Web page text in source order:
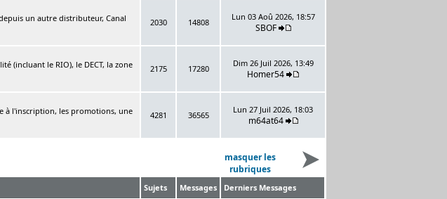
un autre distributeur, Canal
2030 14808
Lun 03 Aoû 2026, 18:57
SBOF
(incluant le RIO), le DECT, la zone
2175 17280
Dim 26 Juil 2026, 13:49
Homer54
à l'inscription, les promotions, une
4281 36565
Lun 27 Juil 2026, 18:03
m64at64
masquer les
rubriques
Sujets Messages Derniers Messages